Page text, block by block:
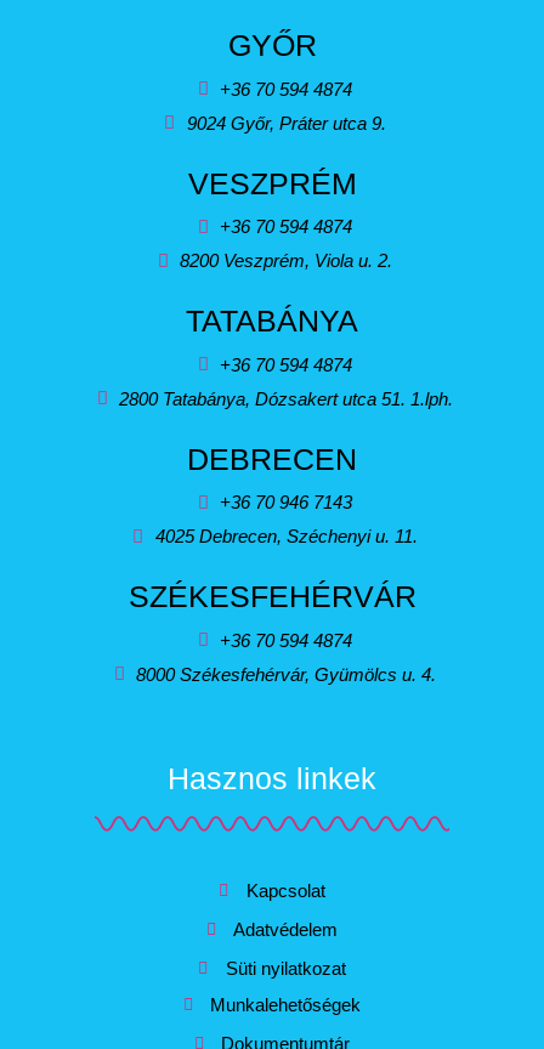
GYŐR
+36 70 594 4874
9024 Győr, Práter utca 9.
VESZPRÉM
+36 70 594 4874
8200 Veszprém, Viola u. 2.
TATABÁNYA
+36 70 594 4874
2800 Tatabánya, Dózsakert utca 51. 1.lph.
DEBRECEN
+36 70 946 7143
4025 Debrecen, Széchenyi u. 11.
SZÉKESFEHÉRVÁR
+36 70 594 4874
8000 Székesfehérvár, Gyümölcs u. 4.
Hasznos linkek
Kapcsolat
Adatvédelem
Süti nyilatkozat
Munkalehetőségek
Dokumentumtár